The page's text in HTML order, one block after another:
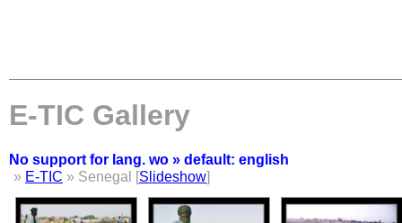
E-TIC Gallery
No support for lang. wo » default: english
» E-TIC » Senegal [Slideshow]